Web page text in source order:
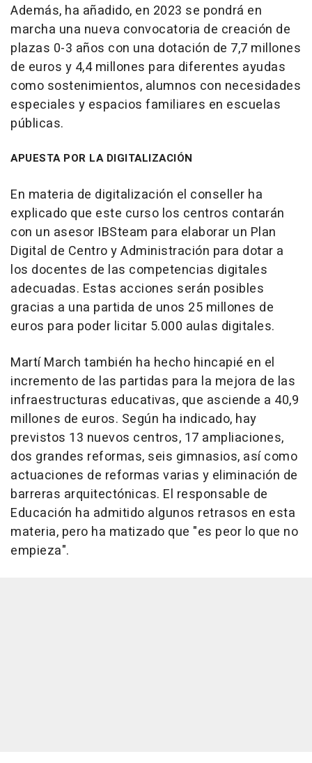
Además, ha añadido, en 2023 se pondrá en
marcha una nueva convocatoria de creación de
plazas 0-3 años con una dotación de 7,7 millones
de euros y 4,4 millones para diferentes ayudas
como sostenimientos, alumnos con necesidades
especiales y espacios familiares en escuelas
públicas.
APUESTA POR LA DIGITALIZACIÓN
En materia de digitalización el conseller ha
explicado que este curso los centros contarán
con un asesor IBSteam para elaborar un Plan
Digital de Centro y Administración para dotar a
los docentes de las competencias digitales
adecuadas. Estas acciones serán posibles
gracias a una partida de unos 25 millones de
euros para poder licitar 5.000 aulas digitales.
Martí March también ha hecho hincapié en el
incremento de las partidas para la mejora de las
infraestructuras educativas, que asciende a 40,9
millones de euros. Según ha indicado, hay
previstos 13 nuevos centros, 17 ampliaciones,
dos grandes reformas, seis gimnasios, así como
actuaciones de reformas varias y eliminación de
barreras arquitectónicas. El responsable de
Educación ha admitido algunos retrasos en esta
materia, pero ha matizado que "es peor lo que no
empieza".